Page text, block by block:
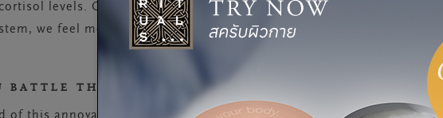
levels. Cortisol is the so-called “stress hormone,” so when
we feel more at ease.
BATTLE THE COMMON COLD